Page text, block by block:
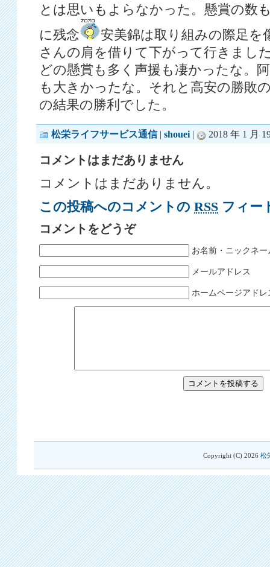
とは思いもよらなかった。懸賞の数
に残念
安美錦は取り組みの際足を
さんの肩を借りて下がって行きまし
どの懸賞も多く声援も凄かったな。
も大きかったな。それと高安の勝敗
の結果の勝利でした。
松栄ライフサービス通信 | shouei | 2018 年 1 月
コメントはまだありません
コメントはまだありません。
この投稿へのコメントの RSS フィー
コメントをどうぞ
お名前・ニックネー
メールアドレス
ホームページアドレ
Copyright (C) 2026 松